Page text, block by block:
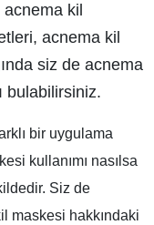
acnema kil
acnema kil
siz de acnema
bulabilirsiniz.
bir uygulama
kullanımı nasılsa
Siz de
maskesi hakkındaki